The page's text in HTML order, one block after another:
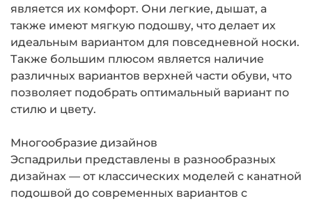
является их комфорт. Они легкие, дышат, а
также имеют мягкую подошву, что делает их
идеальным вариантом для повседневной носки.
Также большим плюсом является наличие
различных вариантов верхней части обуви, что
позволяет подобрать оптимальный вариант по
стилю и цвету.
Многообразие дизайнов
Эспадрильи представлены в разнообразных
дизайнах — от классических моделей с канатной
подошвой до современных вариантов с